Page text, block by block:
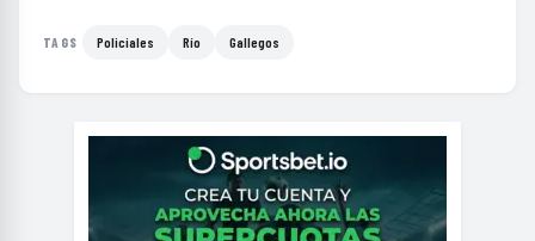
TAGS Policiales Río Gallegos